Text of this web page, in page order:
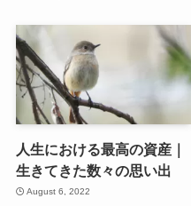
人生における最高の資産｜
生きてきた数々の思い出
August 6, 2022